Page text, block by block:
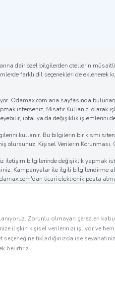
dair özel bilgilerden otellerin
farklı dil seçenekleri de
Odamax.com ana sayfasında
isterseniz, Misafir Kullanıcı
iptal ya da değişiklik işlemlerini
kullanır. Bu bilgilerin bir kısmı
Kişisel Verilerin Korunması,
iletişim bilgilerinde değişiklik yapmak
Kampanyalar ile ilgili bilgilendirme
ticari elektronik posta
'ü arayabilirsiniz.
sağlayabilirsiniz. Odamax.com